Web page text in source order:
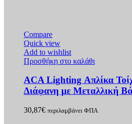
Compare
Quick view
Add to wishlist
Προσθήκη στο καλάθι
ACA Lighting Απλίκα
Διάφανη με Μεταλλική
30,87€ περιλαμβάνει ΦΠΑ